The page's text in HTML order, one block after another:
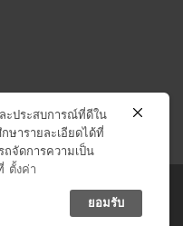
Division. All rights
ะประสบการณ์ที่ดีใน
ษารายละเอียดได้ที่
ถจัดการความเป็น
ตั้งค่า
ยอมรับ